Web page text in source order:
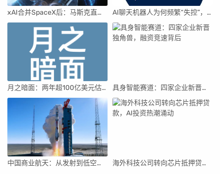
xAI合并SpaceX后：马斯克直接介入，团队压力激增 AI聊天机器人为何频繁“失控”，背后原因及解决方案解析
月之暗面：两年超100亿美元估值，K2.5引领AI新纪元 具身智能赛道：四家企业新晋独角兽，融资竞速背后
中国商业航天：从发射到低空经济，全面加速 海外科技公司转向芯片抵押贷款，AI投资热潮涌动